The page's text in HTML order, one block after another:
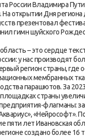
России Владимира
На открытии Дня региона
презентовал
гимн шуйского
– это сердце
у нас производят
регион страны, где
мембранных
парашютов. За
страны
флагманы:
«Нейрософт».
пяти лет Ивановская
создано более 16